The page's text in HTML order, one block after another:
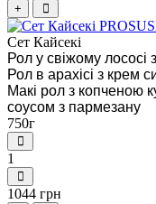
+
Сет Кайсекі
Рол у свіжому лососі
Рол в арахісі з крем
Макі рол з копченою
соусом з пармезану
750г
1
1044 грн